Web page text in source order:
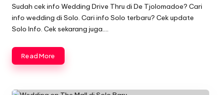
by
Sudah cek info Wedding Drive Thru di De Tjolomadoe? Cari
info wedding di Solo. Cari info Solo terbaru? Cek update
Solo Info. Cek sekarang juga….
Read More